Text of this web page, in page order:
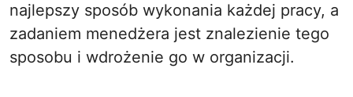
najlepszy sposób wykonania każdej pracy, a
zadaniem menedżera jest znalezienie tego
sposobu i wdrożenie go w organizacji.